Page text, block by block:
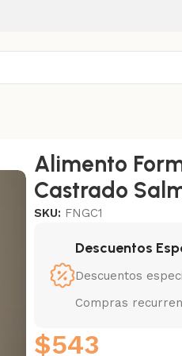
Alimento
Castrado
SKU: FNGC1
Descuentos
Descuentos
Compras
$543